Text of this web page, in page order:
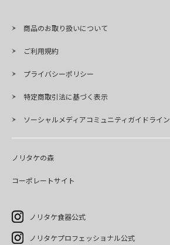
商品のお取り扱いについて
ご利用規約
プライバシーポリシー
特定商取引法に基づく表示
ソーシャルメディアコミュニティガイドライン
ノリタケの森
コーポレートサイト
ノリタケ食器公式
ノリタケプロフェッショナル公式